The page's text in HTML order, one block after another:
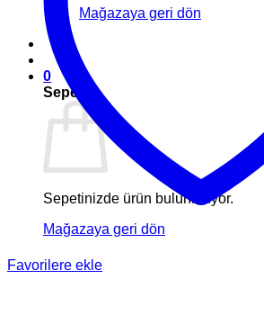
Mağazaya geri dön
0
Sepet
Sepetinizde ürün bulunmuyor.
Mağazaya geri dön
Favorilere ekle